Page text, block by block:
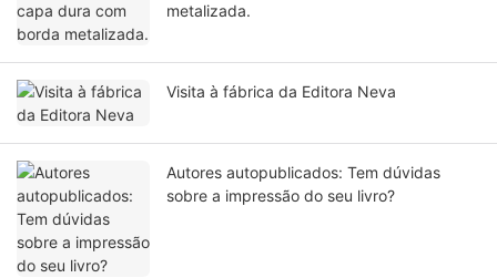
metalizada.
Visita à fábrica da Editora Neva
Autores autopublicados: Tem dúvidas
sobre a impressão do seu livro?